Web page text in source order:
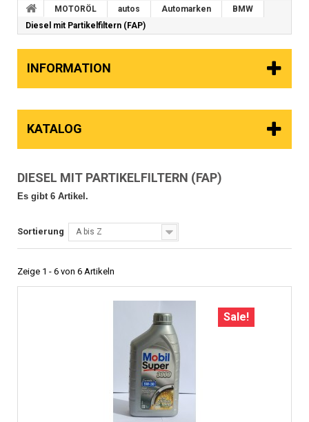
MOTORÖL autos Automarken
BMW
Diesel mit Partikelfiltern (FAP)
INFORMATION
KATALOG
DIESEL MIT PARTIKELFILTERN (FAP)
Es gibt 6 Artikel.
Sortierung A bis Z
Zeige 1 - 6 von 6 Artikeln
Sale!